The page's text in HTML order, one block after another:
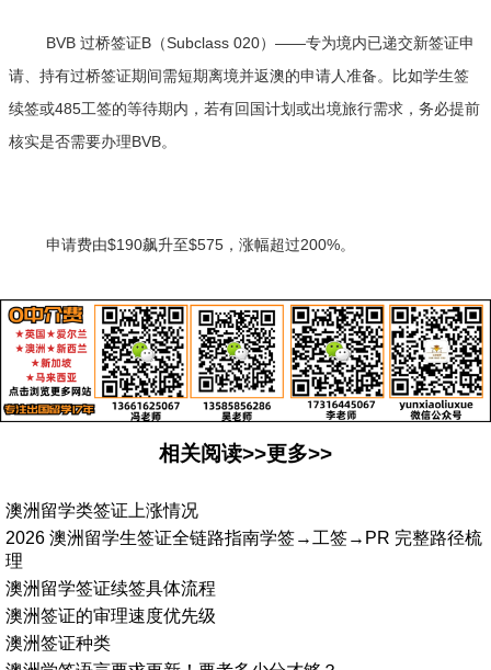
BVB 过桥签证B（Subclass 020）——专为境内已递交新签证申
请、持有过桥签证期间需短期离境并返澳的申请人准备。比如学生签
续签或485工签的等待期内，若有回国计划或出境旅行需求，务必提前
核实是否需要办理BVB。
申请费由$190飙升至$575，涨幅超过200%。
相关阅读>>更多>>
澳洲留学类签证上涨情况
2026 澳洲留学生签证全链路指南学签→工签→PR 完整路径梳
理
澳洲留学签证续签具体流程
澳洲签证的审理速度优先级
澳洲签证种类